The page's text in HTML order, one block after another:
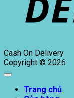
Cash On Delivery
Copyright © 2026
Trang chủ